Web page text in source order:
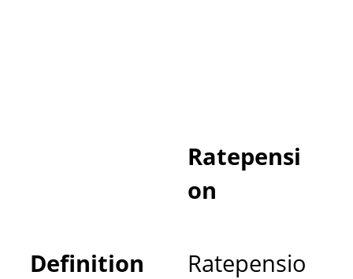
Ratepensi
on
Definition
Ratepensio